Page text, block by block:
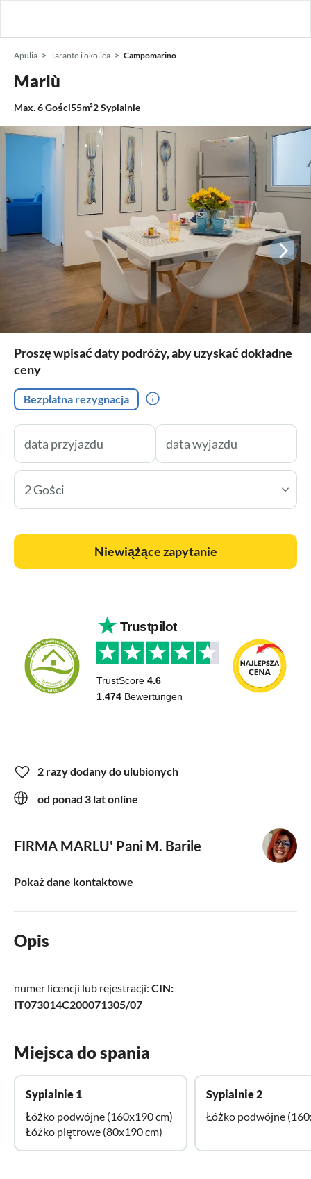
Apulia Taranto i okolica Campomarino
Marlù
Max.6Gości55m²2Sypialnie
Proszę wpisać daty podróży, aby uzyskać dokładne
ceny
Bezpłatna rezygnacja
2 Gości
Niewiążące zapytanie
2 razy dodany do ulubionych
od ponad 3 lat online
FIRMA MARLU' Pani M. Barile
Pokaż dane kontaktowe
Opis
numer licencji lub rejestracji: CIN:
IT073014C200071305/07
Miejsca do spania
Sypialnie 1
Łóżko podwójne (160x190 cm)
Łóżko piętrowe (80x190 cm)
Sypialnie 2
Łóżko podwójne